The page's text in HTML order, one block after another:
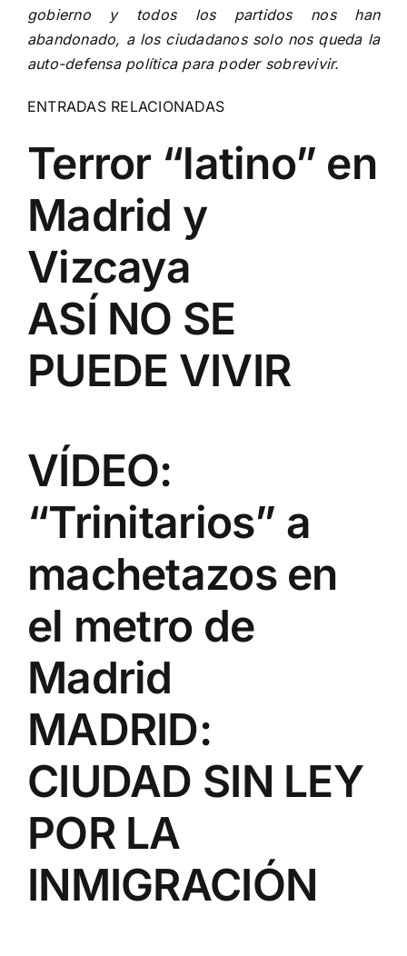
gobierno y todos los partidos nos han
abandonado, a los ciudadanos solo nos queda la
auto-defensa política para poder sobrevivir.
ENTRADAS RELACIONADAS
Terror “latino” en
Madrid y
Vizcaya
ASÍ NO SE
PUEDE VIVIR
VÍDEO:
“Trinitarios” a
machetazos en
el metro de
Madrid
MADRID:
CIUDAD SIN LEY
POR LA
INMIGRACIÓN